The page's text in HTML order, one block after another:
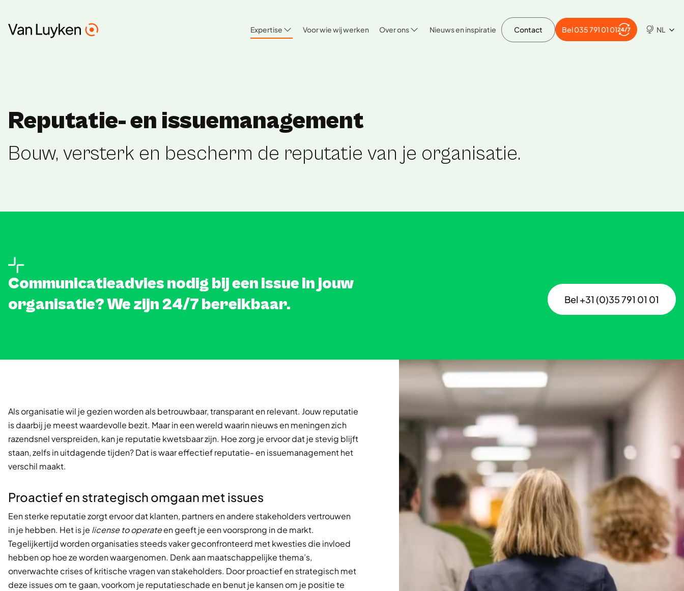
Expertise Voor wie wij werken Over ons Nieuws en inspiratie Contact Bel 035 791 01 01 NL
Reputatie- en issuemanagement
Bouw, versterk en bescherm de reputatie van je organisatie.
Communicatieadvies nodig bij een issue in jouw
organisatie? We zijn 24/7 bereikbaar.
Bel +31 (0)35 791 01 01
Als organisatie wil je gezien worden als betrouwbaar, transparant en relevant. Jouw reputatie
is daarbij je meest waardevolle bezit. Maar in een wereld waarin nieuws en meningen zich
razendsnel verspreiden, kan je reputatie kwetsbaar zijn. Hoe zorg je ervoor dat je stevig blijft
staan, zelfs in uitdagende tijden? Dat is waar effectief reputatie- en issuemanagement het
verschil maakt.
Proactief en strategisch omgaan met issues
Een sterke reputatie zorgt ervoor dat klanten, partners en andere stakeholders vertrouwen
in je hebben. Het is je license to operateen geeft je een voorsprong in de markt.
Tegelijkertijd worden organisaties steeds vaker geconfronteerd met kwesties die invloed
hebben op hoe ze worden waargenomen. Denk aan maatschappelijke thema’s,
onverwachte crises of kritische vragen van stakeholders. Door proactief en strategisch met
deze issues om te gaan, voorkom je reputatieschade en benut je kansen om je positie te